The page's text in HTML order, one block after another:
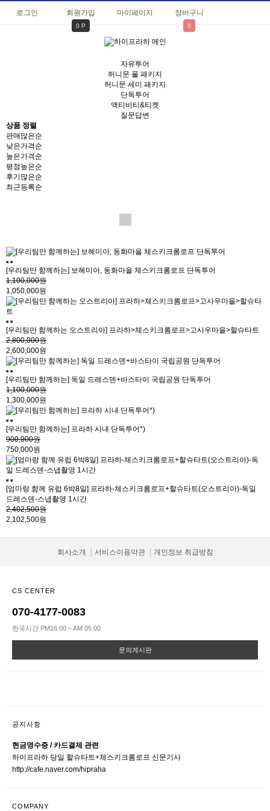
로그인 회원가입
0 P
마이페이지 장바구니
0
자유투어
허니문 풀 패키지
허니문 세미 패키지
단독투어
액티비티&티켓
질문답변
상품 정렬
판매많은순
낮은가격순
높은가격순
평점높은순
후기많은순
최근등록순
[우리팀만 함께하는] 보헤미아, 동화마을 체스키크롬로프 단독투어
1,100,000원
1,050,000원
[우리팀만 함께하는 오스트리아] 프라하>체스키크롬로프>고사우마을>할슈타트
2,800,000원
2,600,000원
[우리팀만 함께하는] 독일 드레스덴+바스타이 국립공원 단독투어
1,100,000원
1,300,000원
[우리팀만 함께하는] 프라하 시내 단독투어*)
900,000원
750,000원
[엄마랑 함께 유럽 6박8일] 프라하-체스키크롬로프+할슈타트(오스트리아)-독일
드레스덴-스냅촬영 1시간
2,402,500원
2,102,500원
회사소개 서비스이용약관 개인정보 취급방침
CS CENTER
070-4177-0083
한국시간 PM16:00 ~ AM 05:00
문의게시판
공지사항
현금영수증 / 카드결제 관련
하이프라하 당일 할슈타트+체스키크롬로프 신문기사
http://cafe.naver.com/hipraha
COMPANY